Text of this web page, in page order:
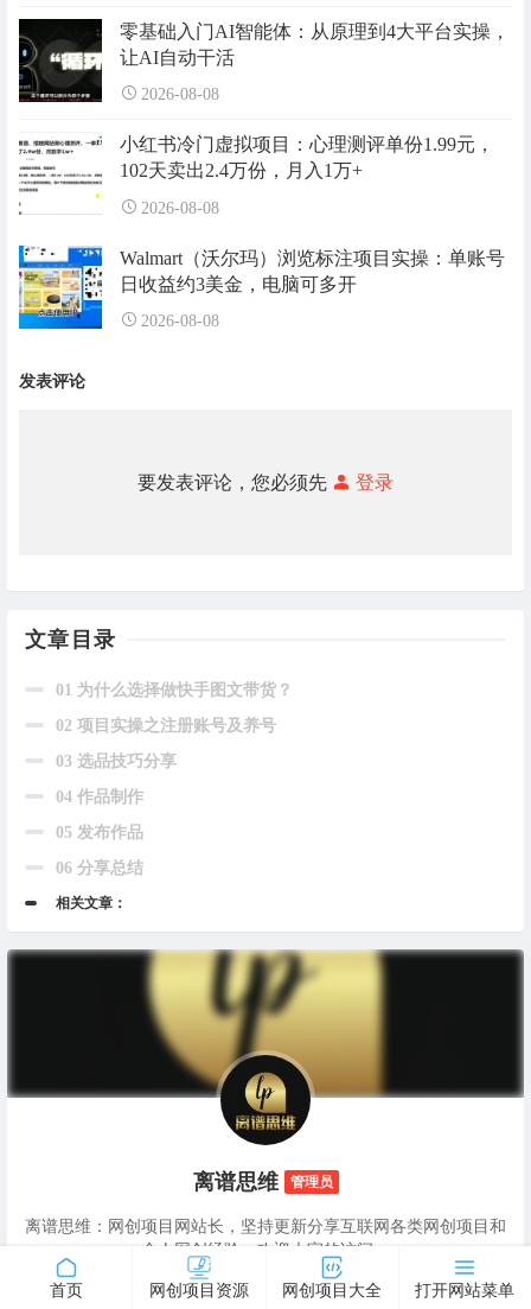
零基础入门AI智能体：从原理到4大平台实操，
让AI自动干活
2026-08-08
小红书冷门虚拟项目：心理测评单份1.99元，
102天卖出2.4万份，月入1万+
2026-08-08
Walmart（沃尔玛）浏览标注项目实操：单账号
日收益约3美金，电脑可多开
2026-08-08
发表评论
要发表评论，您必须先 登录
文章目录
01 为什么选择做快手图文带货？
02 项目实操之注册账号及养号
03 选品技巧分享
04 作品制作
05 发布作品
06 分享总结
相关文章：
离谱思维 管理员
离谱思维：网创项目网站长，坚持更新分享互联网各类网创项目和
个人网创经验，欢迎大家的访问。
作者主页 1578 篇文章
首页 网创项目资源 网创项目大全 打开网站菜单